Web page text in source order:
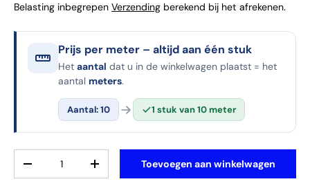
Belasting inbegrepen Verzending berekend bij het afrekenen.
Prijs per meter – altijd aan één stuk
Het aantal dat u in de winkelwagen plaatst = het
aantal meters.
Aantal: 10 1 stuk van 10 meter
Verlaag de hoeveelheidVerhoog de hoeveelheid
Toevoegen aan winkelwagen